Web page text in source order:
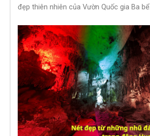
đẹp thiên nhiên của Vườn Quốc gia Ba bể.